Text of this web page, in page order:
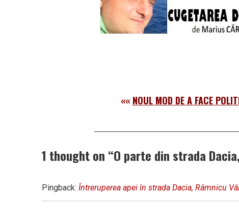
«« NOUL MOD DE A FACE
1 thought on “O parte din strada
Pingback: Întreruperea apei în strada Dacia, Râmnicu